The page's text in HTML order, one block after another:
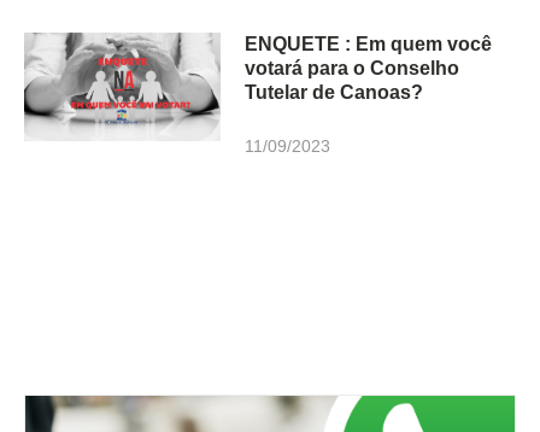
ENQUETE : Em quem você
votará para o Conselho
Tutelar de Canoas?
11/09/2023